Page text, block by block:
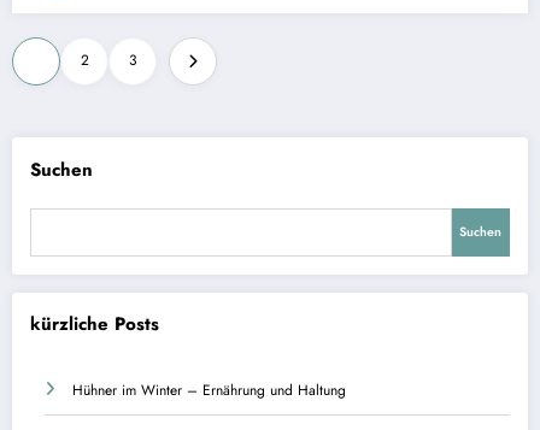
Seitennummerierung
der
Beiträge
2 3
Suchen
Suchen
kürzliche Posts
Hühner im Winter – Ernährung und Haltung